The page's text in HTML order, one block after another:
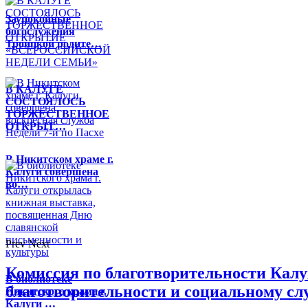
Заупокойные
богослужения
Троицкой родите…
В КАЛУГЕ
СОСТОЯЛОСЬ
ТОРЖЕСТВЕННОЕ
ОТКРЫТ…
В Никитском храме г.
Калуги совершена
во…
В библиотеке
Никитского храма г.
Калуги …
Prev Next
Комиссия по благотворительности
благотворительности и социальному